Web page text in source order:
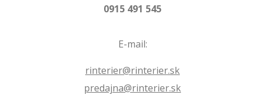
0915 491 545
E-mail:
rinterier@rinterier.sk
predajna@rinterier.sk